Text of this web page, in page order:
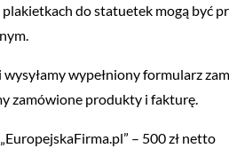
do statuetek mogą być
wypełniony formularz
zamówione produkty i fakturę.
– 500 zł netto